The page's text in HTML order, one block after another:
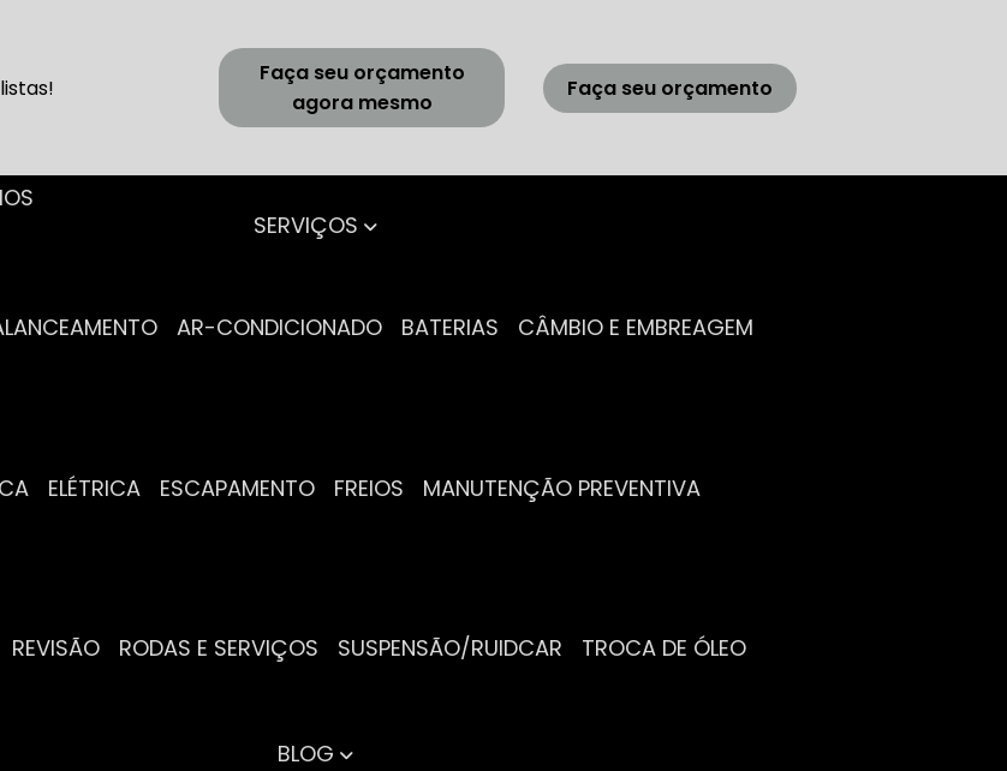
Faça seu orçamento
agora mesmo
Faça seu orçamento
SERVIÇOS
AR-CONDICIONADO BATERIAS CÂMBIO E EMBREAGEM
ELÉTRICA ESCAPAMENTO FREIOS MANUTENÇÃO PREVENTIVA
REVISÃO RODAS E SERVIÇOS SUSPENSÃO/RUIDCAR TROCA DE ÓLEO
BLOG